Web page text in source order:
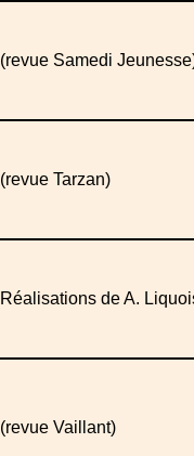
(revue Samedi
(revue Tarzan)
Réalisations de A.
(revue Vaillant)